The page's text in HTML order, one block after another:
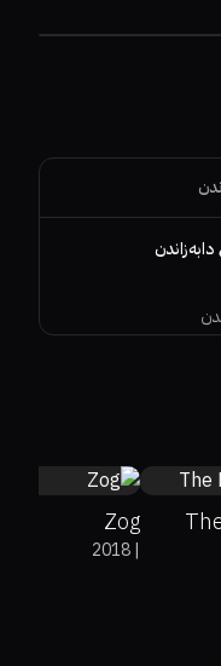
دابەزاندن
Zog
|
2018